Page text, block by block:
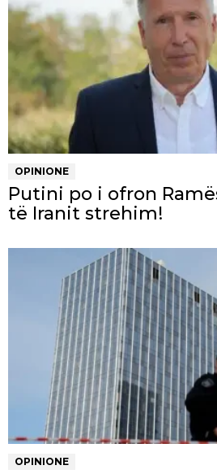
OPINIONE
Putini po i ofron
të Iranit strehim!
OPINIONE